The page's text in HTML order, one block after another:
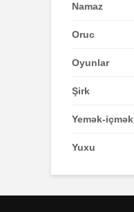
Namaz
Oruc
Oyunlar
Şirk
Yemək-içmək
Yuxu